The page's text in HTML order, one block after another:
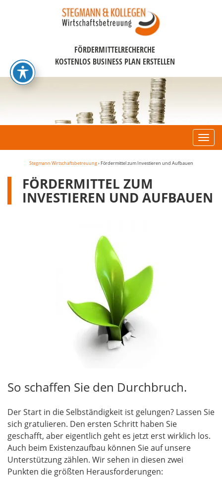
FÖRDERMITTELRECHERCHE
KOSTENLOS BUSINESS PLAN ERSTELLEN
Stegmann Wirtschaftsbetreuung› Fördermittel zum Investieren und Aufbauen
FÖRDERMITTEL ZUM
INVESTIEREN UND AUFBAUEN
So schaffen Sie den Durchbruch.
Der Start in die Selbständigkeit ist gelungen? Lassen Sie
sich gratulieren. Den ersten Schritt haben Sie
geschafft, aber eigentlich geht es jetzt erst wirklich los.
Auch beim Existenzaufbau können Sie auf unsere
Unterstützung zählen. Wir sehen in diesen zwei
Punkten die größten Herausforderungen: